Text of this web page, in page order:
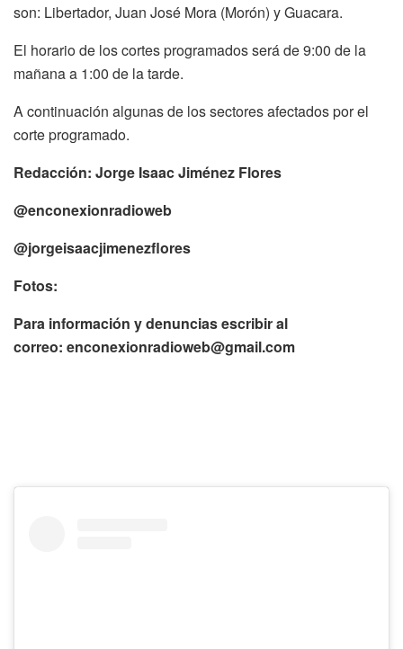
son: Libertador, Juan José Mora (Morón) y Guacara.
El horario de los cortes programados será de 9:00 de la
mañana a 1:00 de la tarde.
A continuación algunas de los sectores afectados por el
corte programado.
Redacción: Jorge Isaac Jiménez Flores
@enconexionradioweb
@jorgeisaacjimenezflores
Fotos:
Para información y denuncias escribir al
correo: enconexionradioweb@gmail.com